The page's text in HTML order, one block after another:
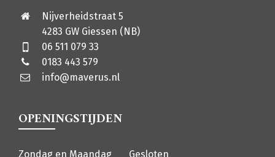
Nijverheidstraat 5
4283 GW Giessen (NB)
06 511 079 33
0183 443 579
info@maverus.nl
OPENINGSTIJDEN
Zondag en Maandag Gesloten